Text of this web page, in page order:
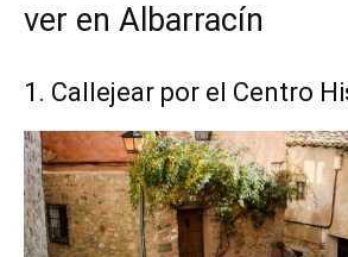
ver en Albarracín
1. Callejear por el Centro